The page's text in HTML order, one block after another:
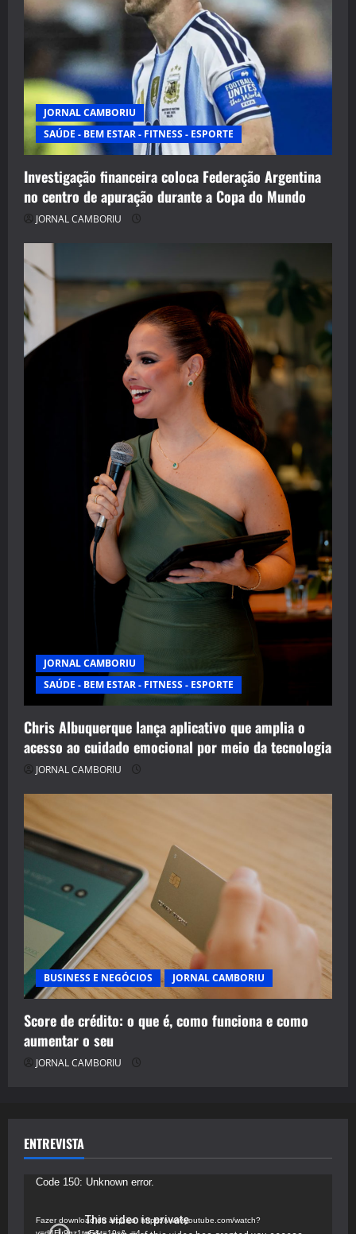
JORNAL CAMBORIU
SAÚDE - BEM ESTAR - FITNESS - ESPORTE
Investigação financeira coloca Federação Argentina
no centro de apuração durante a Copa do Mundo
JORNAL CAMBORIU
JORNAL CAMBORIU
SAÚDE - BEM ESTAR - FITNESS - ESPORTE
Chris Albuquerque lança aplicativo que amplia o
acesso ao cuidado emocional por meio da tecnologia
JORNAL CAMBORIU
BUSINESS E NEGÓCIOS JORNAL CAMBORIU
Score de crédito: o que é, como funciona e como
aumentar o seu
JORNAL CAMBORIU
ENTREVISTA
Tocador
vídeo
Code 150: Unknown error.
Fazer download do arquivo: https://www.youtube.com/watch?